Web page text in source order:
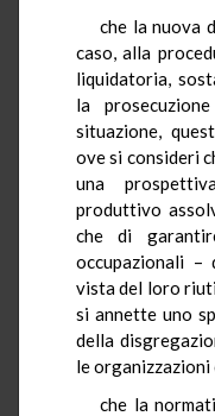
che la nuova
caso, alla
liquidatoria,
la
situazione,
ove si consideri
una
produttivo
che di
occupazionali
vista del loro
si annette uno
della
le organizzazioni
che la